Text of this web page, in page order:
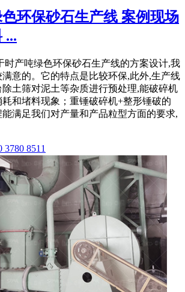
环保砂石生产线 案例现场
...
时产吨绿色环保砂石生产线的方案设计,我
意的。它的特点是比较环保,此外,生产线
除土筛对泥土等杂质进行预处理,能破碎机
和堵料现象；重锤破碎机+整形锤破的
满足我们对产量和产品粒型方面的要求,
8511